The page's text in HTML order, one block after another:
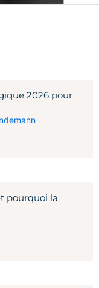
2026 pour
pourquoi la